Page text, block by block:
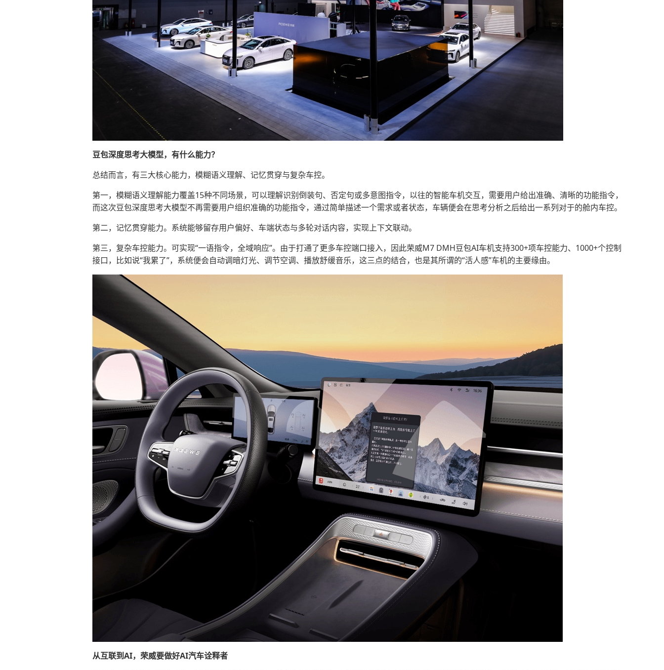
豆包深度思考大模型，有什么能力？
总结而言，有三大核心能力，模糊语义理解、记忆贯穿与复杂车控。
第一，模糊语义理解能力覆盖15种不同场景，可以理解识别倒装句、否定句或多意图指令，以往的智能车机交互，需要用户给出准确、清晰的功能指令，
而这次豆包深度思考大模型不再需要用户组织准确的功能指令，通过简单描述一个需求或者状态，车辆便会在思考分析之后给出一系列对于的舱内车控。
第二，记忆贯穿能力。系统能够留存用户偏好、车端状态与多轮对话内容，实现上下文联动。
第三，复杂车控能力。可实现“一语指令，全域响应”。由于打通了更多车控端口接入，因此荣威M7 DMH豆包AI车机支持300+项车控能力、1000+个控制
接口，比如说“我累了”，系统便会自动调暗灯光、调节空调、播放舒缓音乐，这三点的结合，也是其所谓的“活人感”车机的主要缘由。
从互联到AI，荣威要做好AI汽车诠释者